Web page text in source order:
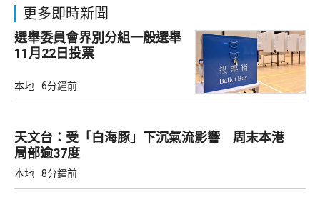
更多即時新聞
選舉委員會界別分組一般選舉
11月22日投票
本地 6分鐘前
天文台：受「白海豚」下沉氣流影響 周末本港
局部逾37度
本地 8分鐘前